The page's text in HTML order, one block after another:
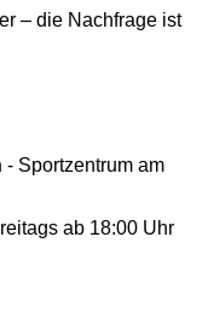
– die Nachfrage ist
- Sportzentrum am
ab 18:00 Uhr